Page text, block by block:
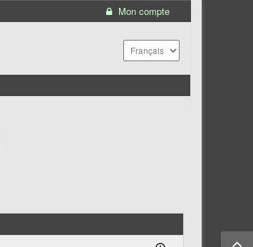
Mon compte